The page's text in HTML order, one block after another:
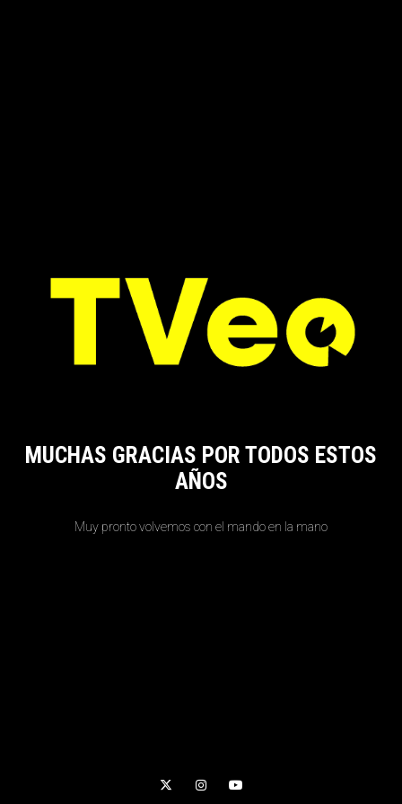
MUCHAS GRACIAS POR TODOS ESTOS
AÑOS
Muy pronto volvemos con el mando en la mano